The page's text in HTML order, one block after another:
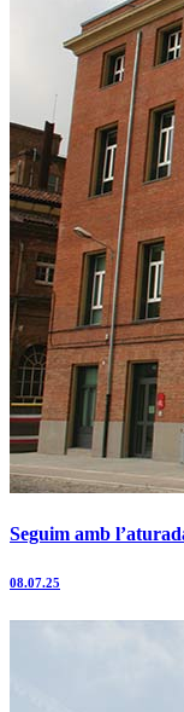
Seguim amb
08.07.25